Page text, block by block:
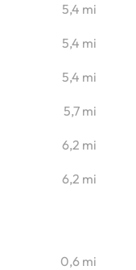
5,4 mi
5,4 mi
5,4 mi
5,7 mi
6,2 mi
6,2 mi
0,6 mi